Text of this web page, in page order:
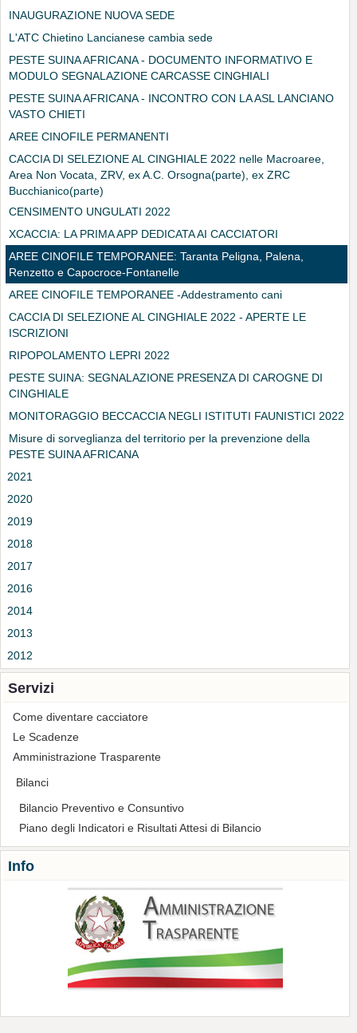
INAUGURAZIONE NUOVA SEDE
L'ATC Chietino Lancianese cambia sede
PESTE SUINA AFRICANA - DOCUMENTO INFORMATIVO E
MODULO SEGNALAZIONE CARCASSE CINGHIALI
PESTE SUINA AFRICANA - INCONTRO CON LA ASL LANCIANO
VASTO CHIETI
AREE CINOFILE PERMANENTI
CACCIA DI SELEZIONE AL CINGHIALE 2022 nelle Macroaree,
Area Non Vocata, ZRV, ex A.C. Orsogna(parte), ex ZRC
Bucchianico(parte)
CENSIMENTO UNGULATI 2022
XCACCIA: LA PRIMA APP DEDICATA AI CACCIATORI
AREE CINOFILE TEMPORANEE: Taranta Peligna, Palena,
Renzetto e Capocroce-Fontanelle
AREE CINOFILE TEMPORANEE -Addestramento cani
CACCIA DI SELEZIONE AL CINGHIALE 2022 - APERTE LE
ISCRIZIONI
RIPOPOLAMENTO LEPRI 2022
PESTE SUINA: SEGNALAZIONE PRESENZA DI CAROGNE DI
CINGHIALE
MONITORAGGIO BECCACCIA NEGLI ISTITUTI FAUNISTICI 2022
Misure di sorveglianza del territorio per la prevenzione della
PESTE SUINA AFRICANA
2021
2020
2019
2018
2017
2016
2014
2013
2012
Servizi
Come diventare cacciatore
Le Scadenze
Amministrazione Trasparente
Bilanci
Bilancio Preventivo e Consuntivo
Piano degli Indicatori e Risultati Attesi di Bilancio
Info